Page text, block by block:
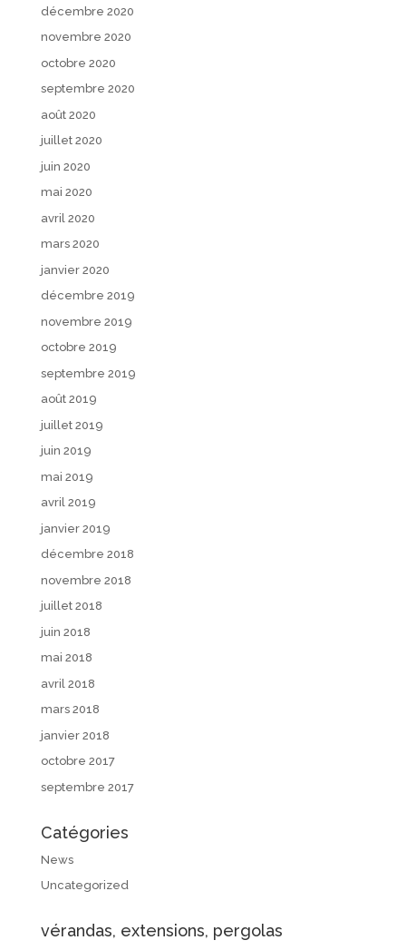
décembre 2020
novembre 2020
octobre 2020
septembre 2020
août 2020
juillet 2020
juin 2020
mai 2020
avril 2020
mars 2020
janvier 2020
décembre 2019
novembre 2019
octobre 2019
septembre 2019
août 2019
juillet 2019
juin 2019
mai 2019
avril 2019
janvier 2019
décembre 2018
novembre 2018
juillet 2018
juin 2018
mai 2018
avril 2018
mars 2018
janvier 2018
octobre 2017
septembre 2017
Catégories
News
Uncategorized
vérandas, extensions, pergolas